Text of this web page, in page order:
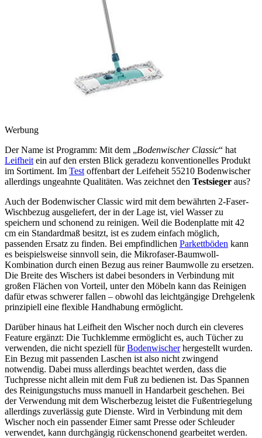
Werbung
Der Name ist Programm: Mit dem „Bodenwischer Classic“ hat
Leifheit ein auf den ersten Blick geradezu konventionelles Produkt
im Sortiment. Im Test offenbart der Leifeheit 55210 Bodenwischer
allerdings ungeahnte Qualitäten. Was zeichnet den Testsieger aus?
Auch der Bodenwischer Classic wird mit dem bewährten 2-Faser-
Wischbezug ausgeliefert, der in der Lage ist, viel Wasser zu
speichern und schonend zu reinigen. Weil die Bodenplatte mit 42
cm ein Standardmaß besitzt, ist es zudem einfach möglich,
passenden Ersatz zu finden. Bei empfindlichen Parkettböden kann
es beispielsweise sinnvoll sein, die Mikrofaser-Baumwoll-
Kombination durch einen Bezug aus reiner Baumwolle zu ersetzen.
Die Breite des Wischers ist dabei besonders in Verbindung mit
großen Flächen von Vorteil, unter den Möbeln kann das Reinigen
dafür etwas schwerer fallen – obwohl das leichtgängige Drehgelenk
prinzipiell eine flexible Handhabung ermöglicht.
Darüber hinaus hat Leifheit den Wischer noch durch ein cleveres
Feature ergänzt: Die Tuchklemme ermöglicht es, auch Tücher zu
verwenden, die nicht speziell fürBodenwischerhergestellt wurden.
Ein Bezug mit passenden Laschen ist also nicht zwingend
notwendig. Dabei muss allerdings beachtet werden, dass die
Tuchpresse nicht allein mit dem Fuß zu bedienen ist. Das Spannen
des Reinigungstuchs muss manuell in Handarbeit geschehen. Bei
der Verwendung mit dem Wischerbezug leistet die Fußentriegelung
allerdings zuverlässig gute Dienste. Wird in Verbindung mit dem
Wischer noch ein passender Eimer samt Presse oder Schleuder
verwendet, kann durchgängig rückenschonend gearbeitet werden.